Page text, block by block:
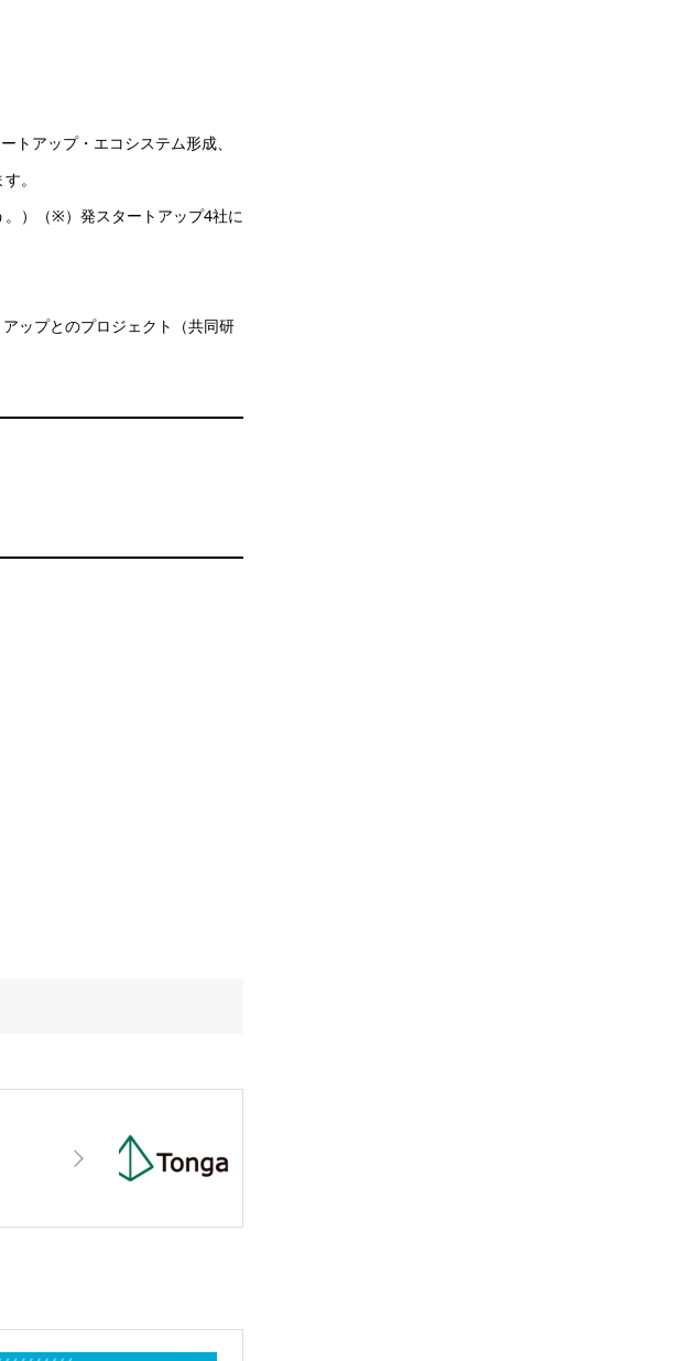
アップ・エコシステム形成、
。
）（※）発スタートアップ4社に
ップとのプロジェクト（共同研